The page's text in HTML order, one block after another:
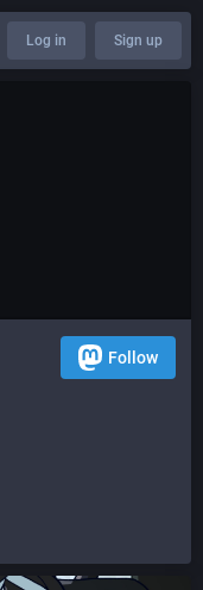
Log in Sign up
Follow